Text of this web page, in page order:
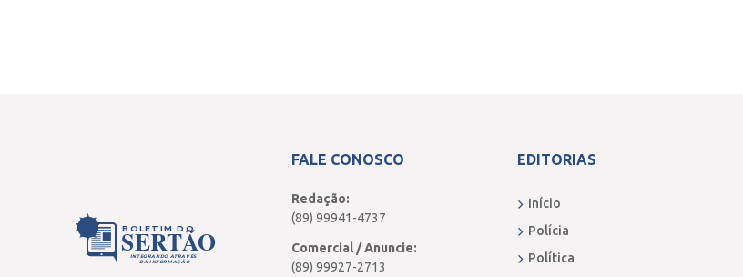
BOLETIM DO
SERTÃO
INTEGRANDO ATRAVÉS
DA INFORMAÇÃO
FALE CONOSCO
Redação:
(89) 99941-4737
Comercial / Anuncie:
(89) 99927-2713
EDITORIAS
Início
Polícia
Política